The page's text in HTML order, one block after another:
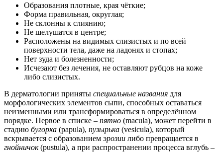
Образования плотные, края чёткие;
Форма правильная, округлая;
Не склонны к слиянию;
Не шелушатся в центре;
Расположены на видимых слизистых и по всей
поверхности тела, даже на ладонях и стопах;
Нет зуда и болезненности;
Исчезают без лечения, не оставляют рубцов на коже
либо слизистых.
В дерматологии приняты специальные названия для
морфологических элементов сыпи, способных оставаться
неизменными или трансформироваться в определённом
порядке. Первое в списке – пятно (macula), может перейти в
стадию бугорка (papula), пузырька (vesicula), который
вскрывается с образованием эрозии либо превращается в
гнойничок(pustulа), а при распространении процесса вглубь –